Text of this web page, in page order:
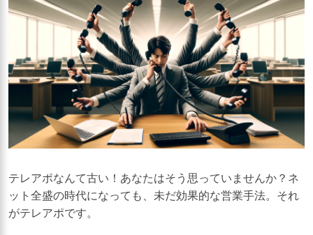
テレアポなんて古い！あなたはそう思っていませんか？ネ
ット全盛の時代になっても、未だ効果的な営業手法。それ
がテレアポです。